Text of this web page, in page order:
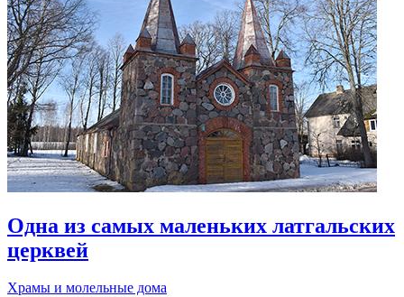
Одна из самых маленьких латгальских
церквей
Храмы и молельные дома